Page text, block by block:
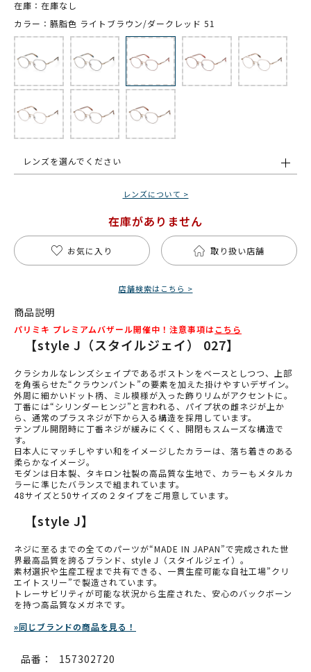
在庫：在庫なし
カラー：臙脂色 ライトブラウン/ダークレッド 51
レンズを選んでください
レンズについて >
在庫がありません
お気に入り 取り扱い店舗
店舗検索はこちら >
商品説明
パリミキ プレミアムバザール開催中！注意事項はこちら
【style J（スタイルジェイ） 027】
クラシカルなレンズシェイプであるボストンをベースとしつつ、上部
を角張らせた“クラウンパント”の要素を加えた掛けやすいデザイン。
外周に細かいドット柄、ミル模様が入った飾りリムがアクセントに。
丁番には“シリンダーヒンジ”と言われる、パイプ状の雌ネジが上か
ら、通常のプラスネジが下から入る構造を採用しています。
テンプル開閉時に丁番ネジが緩みにくく、開閉もスムーズな構造で
す。
日本人にマッチしやすい和をイメージしたカラーは、落ち着きのある
柔らかなイメージ。
モダンは日本製、タキロン社製の高品質な生地で、カラーもメタルカ
ラーに準じたバランスで組まれています。
48サイズと50サイズの２タイプをご用意しています。
【style J】
ネジに至るまでの全てのパーツが“MADE IN JAPAN”で完成された世
界最高品質を誇るブランド、style J（スタイルジェイ）。
素材選択や生産工程まで共有できる、一貫生産可能な自社工場”クリ
エイトスリー”で製造されています。
トレーサビリティが可能な状況から生産された、安心のバックボーン
を持つ高品質なメガネです。
»同じブランドの商品を見る！
品番： 157302720